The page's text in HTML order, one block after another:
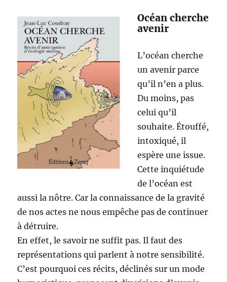
Océan cherche
avenir
L’océan cherche
un avenir parce
qu’il n’en a plus.
Du moins, pas
celui qu’il
souhaite. Étouffé,
intoxiqué, il
espère une issue.
Cette inquiétude
de l’océan est
aussi la nôtre. Car la connaissance de la gravité
de nos actes ne nous empêche pas de continuer
à détruire.
En effet, le savoir ne suffit pas. Il faut des
représentations qui parlent à notre sensibilité.
C’est pourquoi ces récits, déclinés sur un mode